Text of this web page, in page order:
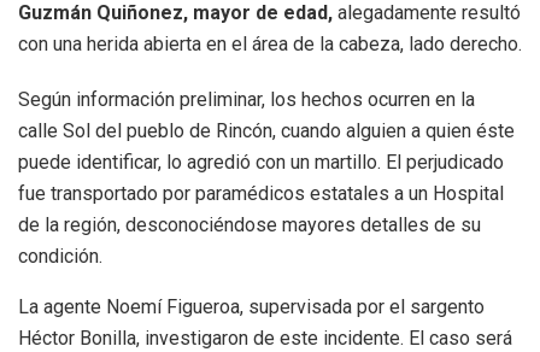
Guzmán Quiñonez, mayor de edad, alegadamente resultó
con una herida abierta en el área de la cabeza, lado derecho.
Según información preliminar, los hechos ocurren en la
calle Sol del pueblo de Rincón, cuando alguien a quien éste
puede identificar, lo agredió con un martillo. El perjudicado
fue transportado por paramédicos estatales a un Hospital
de la región, desconociéndose mayores detalles de su
condición.
La agente Noemí Figueroa, supervisada por el sargento
Héctor Bonilla, investigaron de este incidente. El caso será